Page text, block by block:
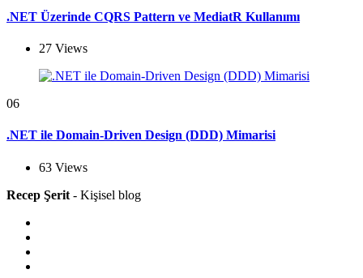
.NET Üzerinde CQRS Pattern ve MediatR Kullanımı
27 Views
06
.NET ile Domain-Driven Design (DDD) Mimarisi
63 Views
Recep Şerit - Kişisel blog